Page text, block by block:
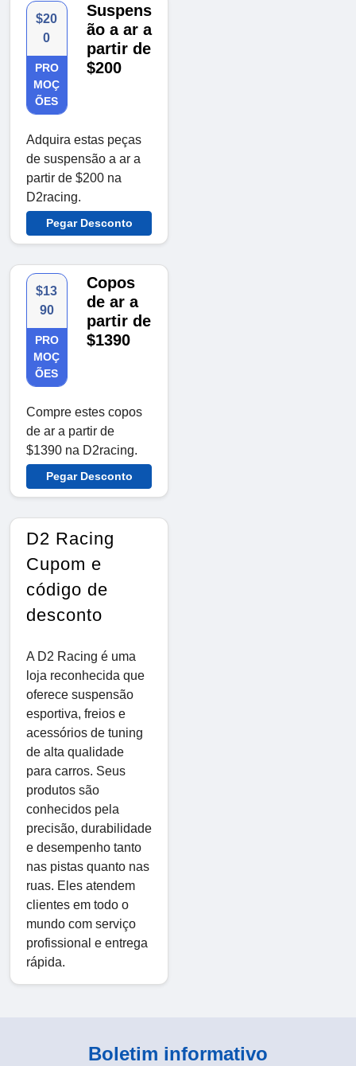
$20
0
PRO
MOÇ
ÕES
Suspens
ão a ar a
partir de
$200
Adquira estas peças
de suspensão a ar a
partir de $200 na
D2racing.
Pegar Desconto
$13
90
PRO
MOÇ
ÕES
Copos
de ar a
partir de
$1390
Compre estes copos
de ar a partir de
$1390 na D2racing.
Pegar Desconto
D2 Racing
Cupom e
código de
desconto
A D2 Racing é uma
loja reconhecida que
oferece suspensão
esportiva, freios e
acessórios de tuning
de alta qualidade
para carros. Seus
produtos são
conhecidos pela
precisão, durabilidade
e desempenho tanto
nas pistas quanto nas
ruas. Eles atendem
clientes em todo o
mundo com serviço
profissional e entrega
rápida.
Boletim informativo